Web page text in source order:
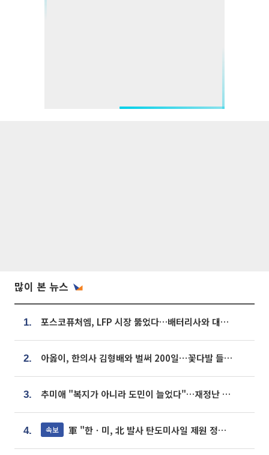
많이 본 뉴스
1. 포스코퓨처엠, LFP 시장 뚫었다…배터리사와 대규모 장기 공급 합의
2. 아옳이, 한의사 김형배와 벌써 200일⋯꽃다발 들고 "프러포즈 아냐"
3. 추미애 "복지가 아니라 도민이 늘었다"…재정난 책임론 정면돌파
4. 속보 軍 "한ㆍ미, 北 발사 탄도미사일 제원 정밀분석 중"